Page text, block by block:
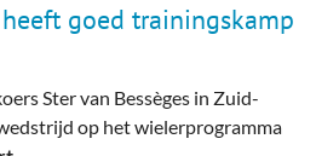
goed trainingskamp
Ster van Bessèges in Zuid-
op het wielerprogramma